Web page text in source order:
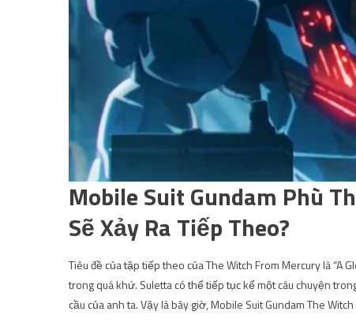
Mobile Suit Gundam Phù
Sẽ Xảy Ra Tiếp Theo?
Tiêu đề của tập tiếp theo của The Witch From Mercury là “A
trong quá khứ. Suletta có thể tiếp tục kể một câu chuyện
cầu của anh ta. Vậy là bây giờ, Mobile Suit Gundam The